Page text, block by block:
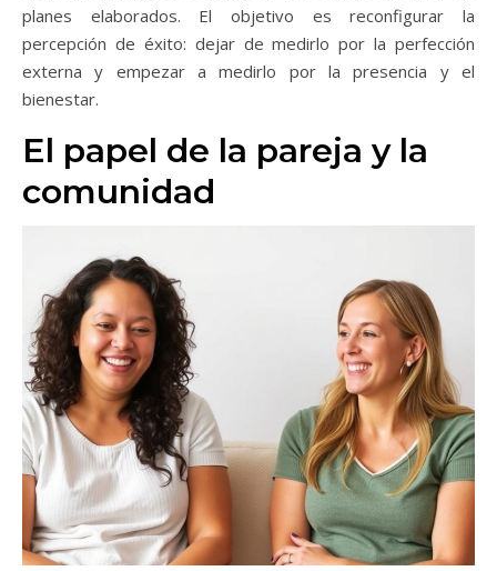
planes elaborados. El objetivo es reconfigurar la
percepción de éxito: dejar de medirlo por la perfección
externa y empezar a medirlo por la presencia y el
bienestar.
El papel de la pareja y la
comunidad